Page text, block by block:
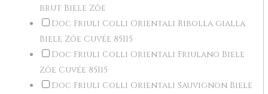
brut Biele Zôe
Doc Friuli Colli Orientali Ribolla gialla
Biele Zôe Cuvée 85I15
Doc Friuli Colli Orientali Friulano Biele
Zôe Cuvée 85I15
Doc Friuli Colli Orientali Sauvignon Biele